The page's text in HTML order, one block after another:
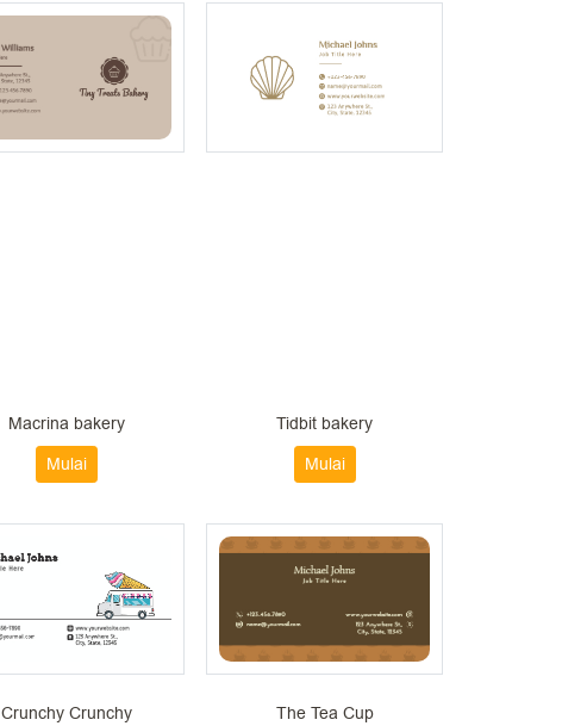
Macrina bakery
Mulai
Tidbit bakery
Mulai
Crunchy Crunchy
The Tea Cup